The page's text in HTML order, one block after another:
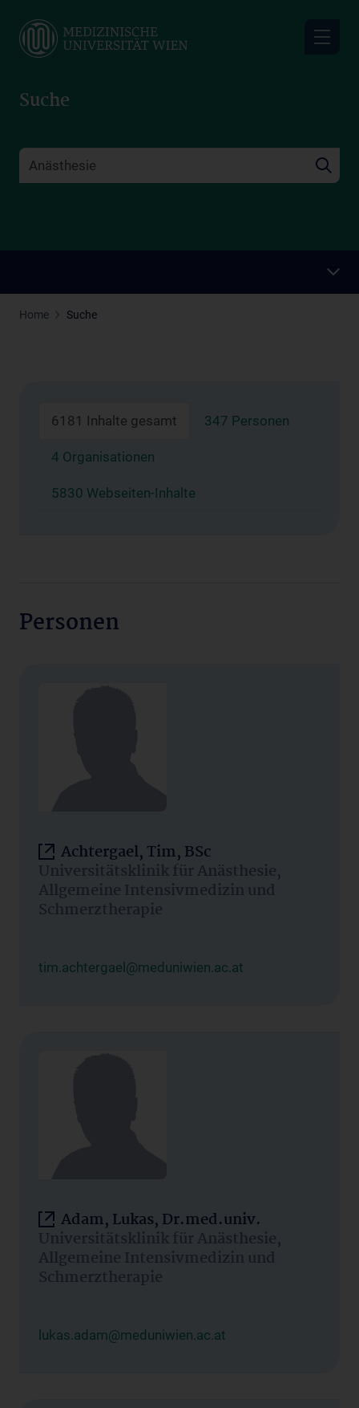
main
Suche
Home Suche
6181 Inhalte gesamt 347 Personen
4 Organisationen
5830 Webseiten-Inhalte
Personen
Achtergael, Tim, BSc
Universitätsklinik für Anästhesie,
Allgemeine Intensivmedizin und
Schmerztherapie
tim.achtergael@meduniwien.ac.at
Adam, Lukas, Dr.med.univ.
Universitätsklinik für Anästhesie,
Allgemeine Intensivmedizin und
Schmerztherapie
lukas.adam@meduniwien.ac.at